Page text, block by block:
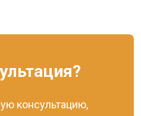
консультацию,